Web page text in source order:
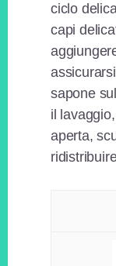
ciclo
capi
sapone
il
aperta,